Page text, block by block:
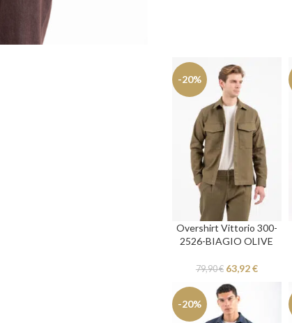
-20%
Overshirt Vittorio 300-
2526-BIAGIO OLIVE
79,90€ 63,92€
-20%